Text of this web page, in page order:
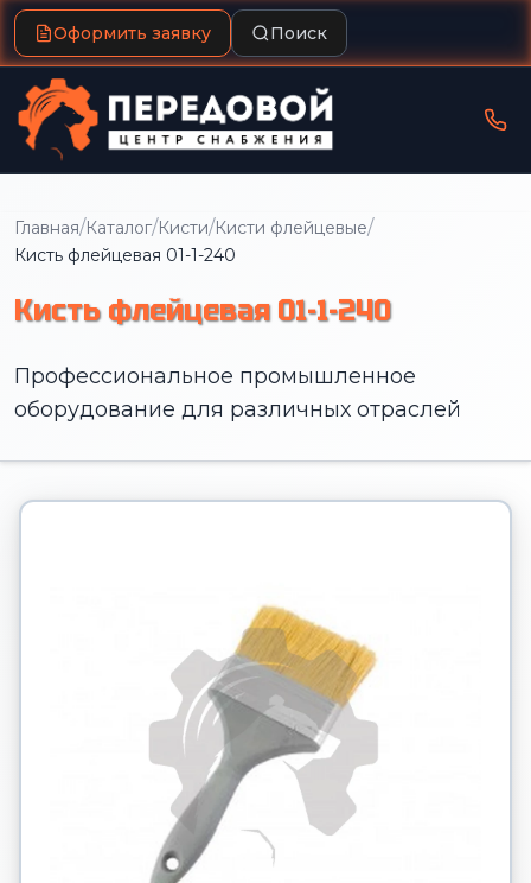
Оформить заявку Поиск
Главная/Каталог/Кисти/Кисти флейцевые/
Кисть флейцевая 01-1-240
Кисть флейцевая 01-1-240
Профессиональное промышленное
оборудование для различных отраслей